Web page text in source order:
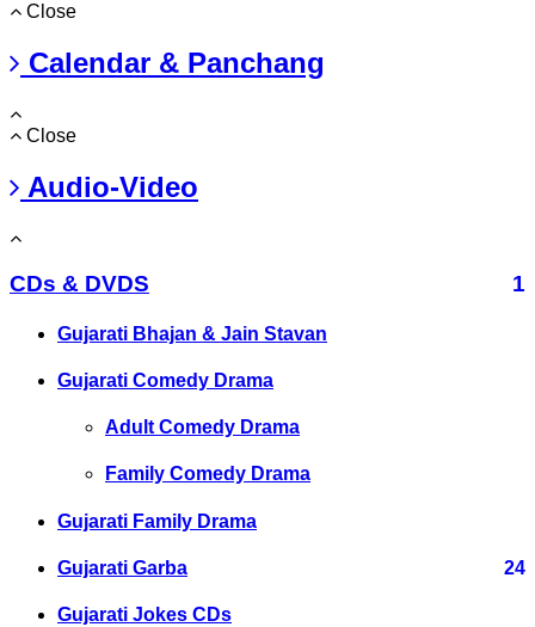
Close
Calendar & Panchang
Close
Audio-Video
CDs & DVDS 1
Gujarati Bhajan & Jain Stavan
Gujarati Comedy Drama
Adult Comedy Drama
Family Comedy Drama
Gujarati Family Drama
Gujarati Garba 24
Gujarati Jokes CDs